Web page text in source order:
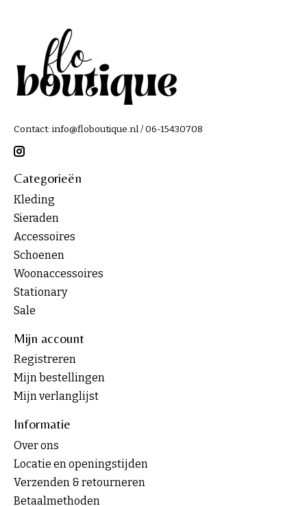
Contact: info@floboutique.nl/ 06-15430708
Categorieën
Kleding
Sieraden
Accessoires
Schoenen
Woonaccessoires
Stationary
Sale
Mijn account
Registreren
Mijn bestellingen
Mijn verlanglijst
Informatie
Over ons
Locatie en openingstijden
Verzenden & retourneren
Betaalmethoden